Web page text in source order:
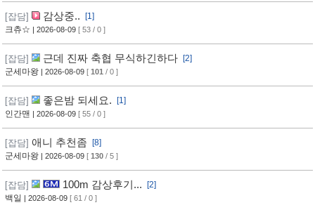
[잡담] 감상중..
[1]
크츄☆ | 2026-08-09 [ 53 / 0 ]
[잡담] 근데 진짜 축협 무식하긴하다
[2]
군세마왕 | 2026-08-09 [ 101 / 0 ]
[잡담] 좋은밤 되세요.
[1]
인간맨 | 2026-08-09 [ 55 / 0 ]
[잡담] 애니 추천좀
[8]
군세마왕 | 2026-08-09 [ 130 / 5 ]
[잡담] 100m 감상후기...
[2]
백일 | 2026-08-09 [ 61 / 0 ]